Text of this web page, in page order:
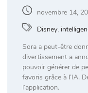
novembre 14,
Disney,
Sora a peut-être
divertissement a
pouvoir générer de
favoris grâce à l’IA.
l’application.